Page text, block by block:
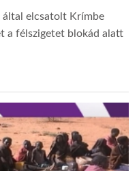
által elcsatolt Krímbe
a félszigetet blokád alatt